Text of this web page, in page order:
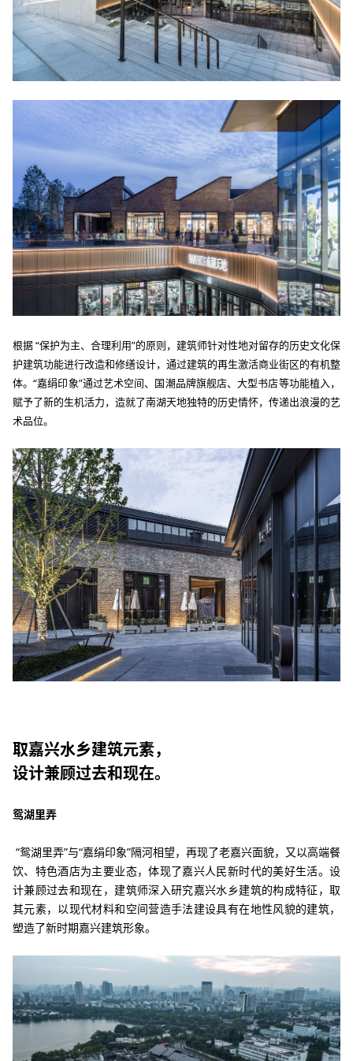
根据“保护为主、合理利用”的原则，建筑师针对性地对留存的历史文化保
护建筑功能进行改造和修缮设计，通过建筑的再生激活商业街区的有机整
体。“嘉绢印象”通过艺术空间、国潮品牌旗舰店、大型书店等功能植入，
赋予了新的生机活力，造就了南湖天地独特的历史情怀，传递出浪漫的艺
术品位。
取嘉兴水乡建筑元素，
设计兼顾过去和现在。
鸳湖里弄
“鸳湖里弄”与“嘉绢印象”隔河相望，再现了老嘉兴面貌，又以高端餐
饮、特色酒店为主要业态，体现了嘉兴人民新时代的美好生活。设
计兼顾过去和现在，建筑师深入研究嘉兴水乡建筑的构成特征，取
其元素，以现代材料和空间营造手法建设具有在地性风貌的建筑，
塑造了新时期嘉兴建筑形象。